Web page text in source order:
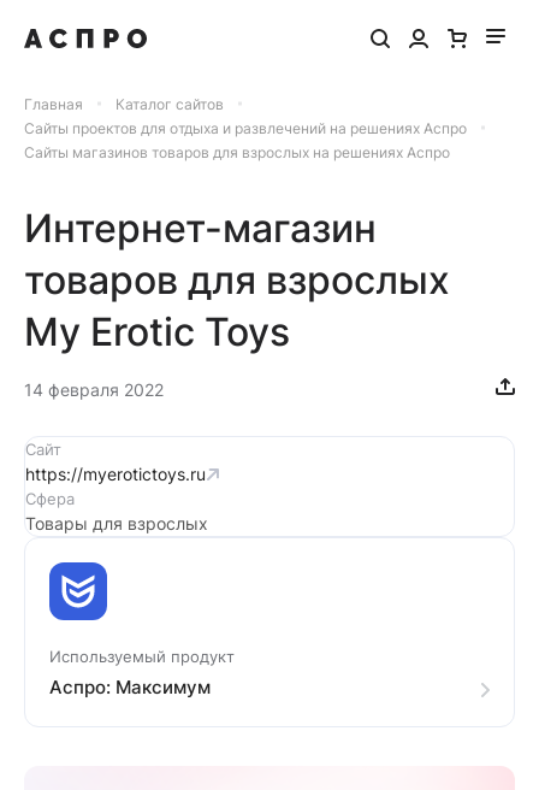
Главная
Каталог сайтов
Сайты проектов для отдыха и развлечений на решениях Аспро
Сайты магазинов товаров для взрослых на решениях Аспро
Интернет-магазин
товаров для взрослых
My Erotic Toys
14 февраля 2022
Сайт
https://myerotictoys.ru
Сфера
Товары для взрослых
Используемый продукт
Аспро: Максимум